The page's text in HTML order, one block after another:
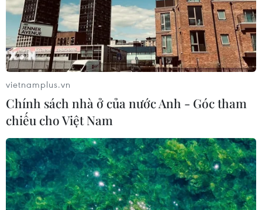
vietnamplus.vn
Chính sách nhà ở của nước Anh - Góc tham
chiếu cho Việt Nam